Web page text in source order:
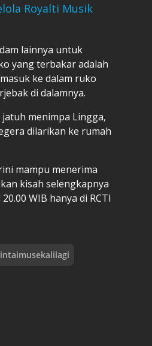
Royalti Musik
lainnya untuk
yang terbakar adalah
ke dalam ruko
di dalamnya.
menimpa Lingga,
dilarikan ke rumah
mampu menerima
kisah selengkapnya
WIB hanya di RCTI